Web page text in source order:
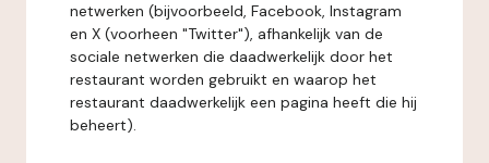
netwerken (bijvoorbeeld, Facebook, Instagram
en X (voorheen "Twitter"), afhankelijk van de
sociale netwerken die daadwerkelijk door het
restaurant worden gebruikt en waarop het
restaurant daadwerkelijk een pagina heeft die hij
beheert).